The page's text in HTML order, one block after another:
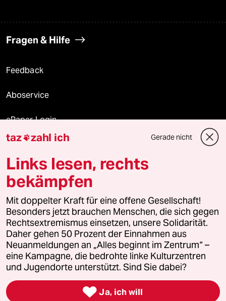
Fragen & Hilfe
Feedback
Aboservice
ePaper Login
Downloads für Abonnierende
© 2026 taz Verlags und Vertriebs GmbH
Alle Rechte vorbehalten. Bei rechtlichen Fragen oder für Genehmigungen
wenden Sie sich bitte an
lizenzen@taz.de
Feedback Redaktionsstatut Kommune-Richtlinien
Leitlinie Informant Datenschutz Impressum AGB
Seitenwende Einwilligungen widerrufen (Ads)
taz zahl ich Gerade nicht
Links lesen, rechts
bekämpfen
Mit doppelter Kraft für eine offene Gesellschaft!
Besonders jetzt brauchen Menschen, die sich gegen
Rechtsextremismus einsetzen, unsere Solidarität.
Daher gehen 50 Prozent der Einnahmen aus
Neuanmeldungen an „Alles beginnt im Zentrum“ –
eine Kampagne, die bedrohte linke Kulturzentren
und Jugendorte unterstützt. Sind Sie dabei?
 Ja, ich will